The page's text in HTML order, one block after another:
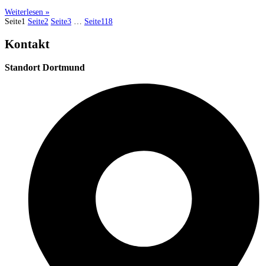
Weiterlesen »
Seite1 Seite2 Seite3 … Seite118
Kontakt
Standort Dortmund